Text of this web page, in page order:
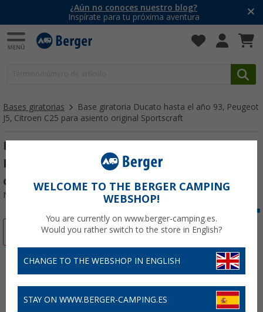
¿Aún no conoces nuestro blog?
Inspírate para tu próxima aventura
Bases giratorias
Base giratoria Ducato hasta el año 93, Peugeot
J5, Citroen C25 para asiento original Sportscraft
Base giratoria Ducato hasta el año 93,
Peugeot J5, Citroen C25 para asiento
original Sportscraft
Nº de artículo 155390
-16%
WELCOME TO THE BERGER CAMPING
WEBSHOP!
You are currently on www.berger-camping.es.
Would you rather switch to the store in English?
CHANGE TO THE WEBSHOP IN ENGLISH
STAY ON WWW.BERGER-CAMPING.ES